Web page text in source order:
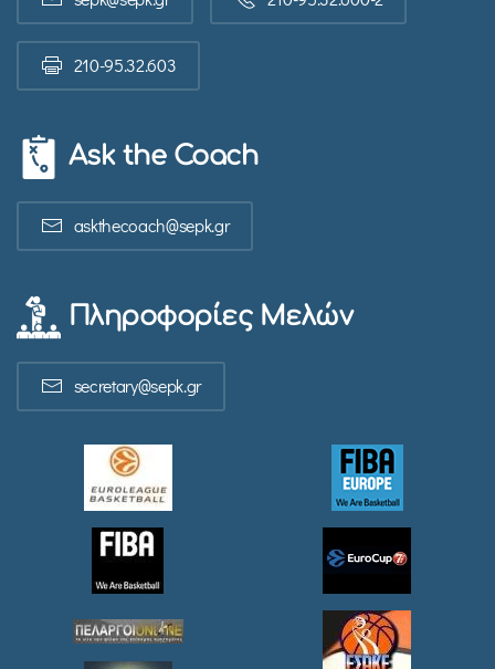
210-95.32.603
Ask the Coach
askthecoach@sepk.gr
Πληροφορίες Μελών
secretary@sepk.gr